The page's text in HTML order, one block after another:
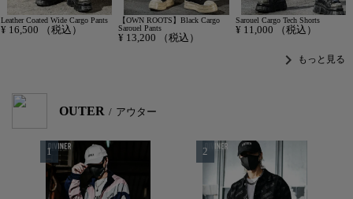
Leather Coated Wide Cargo Pants
¥ 16,500 （税込）
【OWN ROOTS】Black Cargo
Sarouel Pants
¥ 13,200 （税込）
Sarouel Cargo Tech Shorts
¥ 11,000 （税込）
chevron_right もっと見る
OUTER アウター